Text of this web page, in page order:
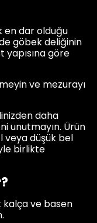
en dar olduğu
göbek deliğinin
göre
ve mezurayı
daha
unutmayın. Ürün
veya düşük bel
birlikte
kalça ve basen